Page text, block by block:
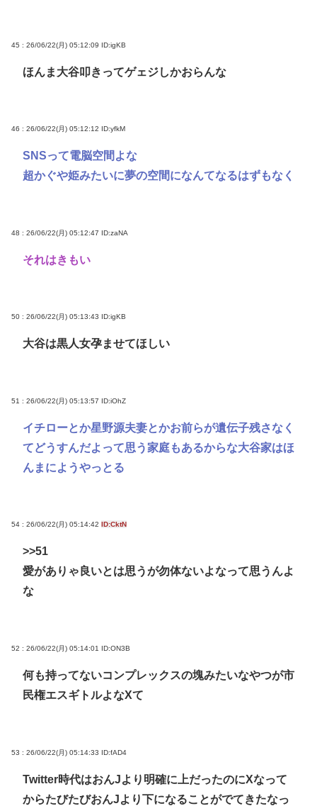
45 : 26/06/22(月) 05:12:09 ID:igKB
ほんま大谷叩きってゲェジしかおらんな
46 : 26/06/22(月) 05:12:12 ID:yfkM
SNSって電脳空間よな
超かぐや姫みたいに夢の空間になんてなるはずもなく
48 : 26/06/22(月) 05:12:47 ID:zaNA
それはきもい
50 : 26/06/22(月) 05:13:43 ID:igKB
大谷は黒人女孕ませてほしい
51 : 26/06/22(月) 05:13:57 ID:iOhZ
イチローとか星野源夫妻とかお前らが遺伝子残さなく
てどうすんだよって思う家庭もあるからな大谷家はほ
んまにようやっとる
54 : 26/06/22(月) 05:14:42 ID:CktN
>>51
愛がありゃ良いとは思うが勿体ないよなって思うんよ
な
52 : 26/06/22(月) 05:14:01 ID:ON3B
何も持ってないコンプレックスの塊みたいなやつが市
民権エスギトルよなXて
53 : 26/06/22(月) 05:14:33 ID:fAD4
Twitter時代はおんJより明確に上だったのにXなって
からたびたびおんJより下になることがでてきたなっ